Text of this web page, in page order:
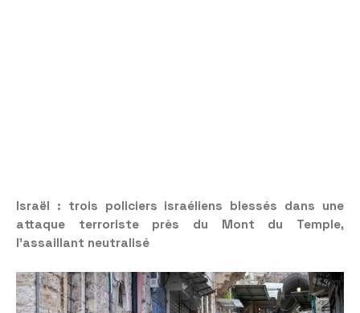
Israël : trois policiers israéliens blessés dans une
attaque terroriste près du Mont du Temple,
l’assaillant neutralisé